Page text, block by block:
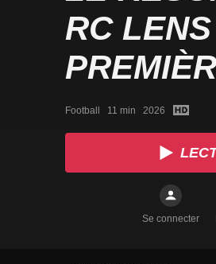
RC
(J22)
Football   11 min   2026
Se connecter